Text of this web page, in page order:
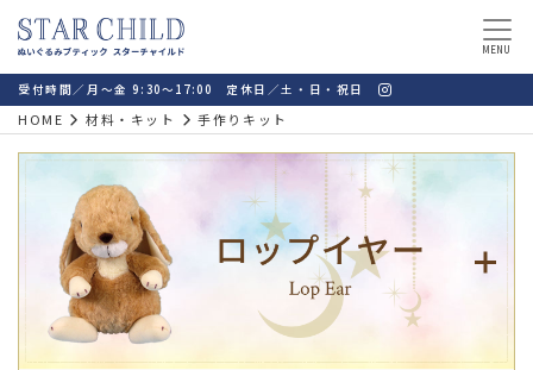
MENU
受付時間／月～金 9:30～17:00 定休日／土・日・祝日
HOME 材料・キット 手作りキット